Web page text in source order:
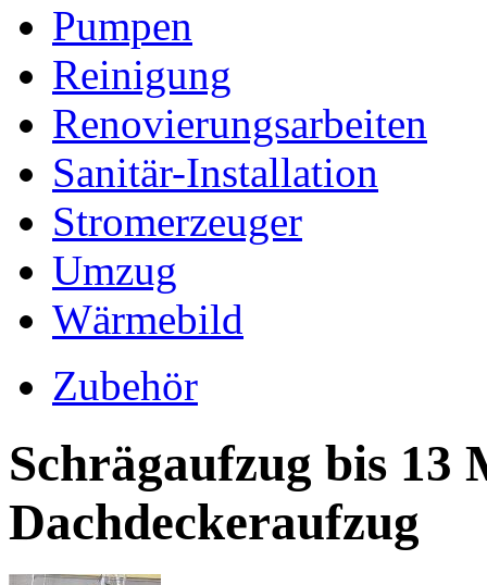
Pumpen
Reinigung
Renovierungsarbeiten
Sanitär-Installation
Stromerzeuger
Umzug
Wärmebild
Zubehör
Schrägaufzug bis 13
Dachdeckeraufzug